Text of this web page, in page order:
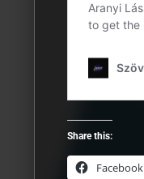
Share this:
Facebook